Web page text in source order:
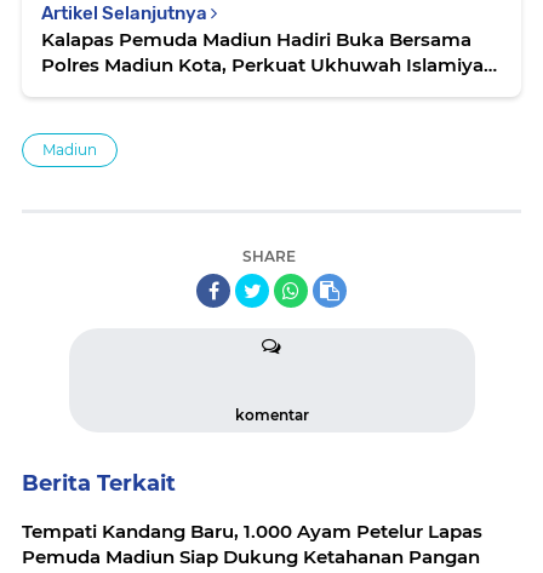
Artikel Selanjutnya
Kalapas Pemuda Madiun Hadiri Buka Bersama
Polres Madiun Kota, Perkuat Ukhuwah Islamiyah
Madiun
SHARE
komentar
Berita Terkait
Tempati Kandang Baru, 1.000 Ayam Petelur Lapas
Pemuda Madiun Siap Dukung Ketahanan Pangan